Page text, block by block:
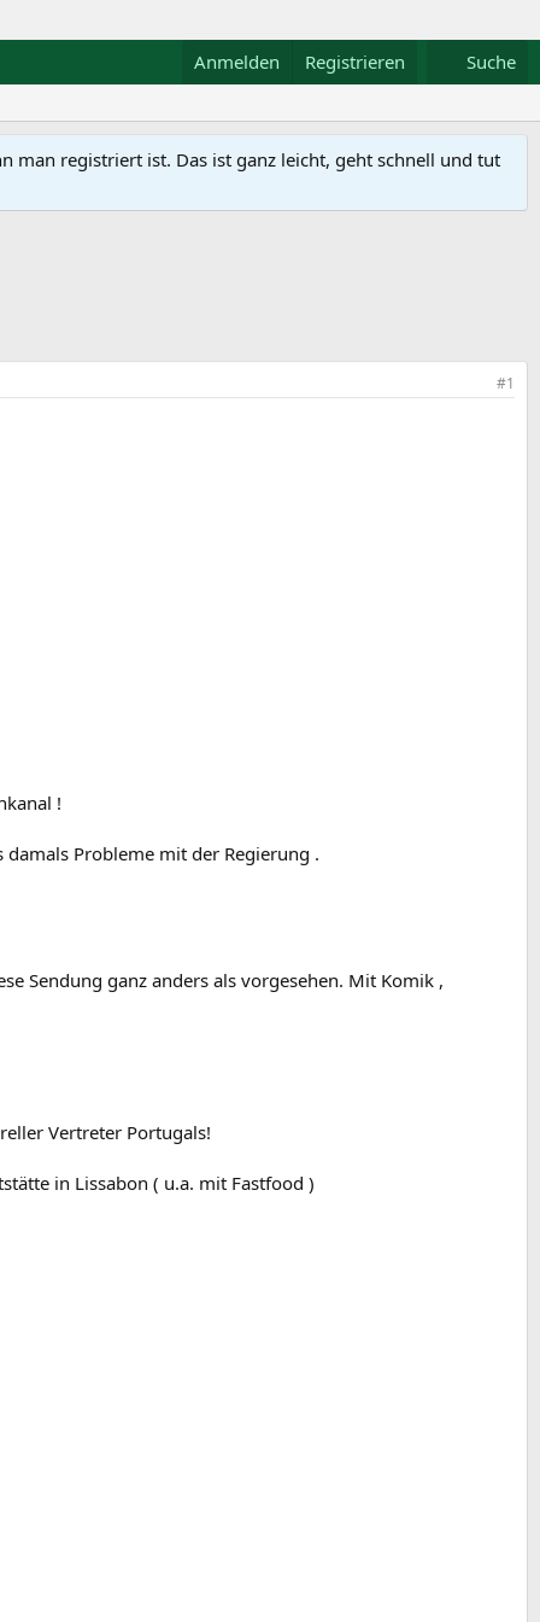
Anmelden Registrieren Suche
man registriert ist. Das ist ganz leicht, geht schnell und tut
#1
!
Probleme mit der Regierung .
Sendung ganz anders als vorgesehen. Mit Komik ,
Vertreter Portugals!
in Lissabon ( u.a. mit Fastfood )